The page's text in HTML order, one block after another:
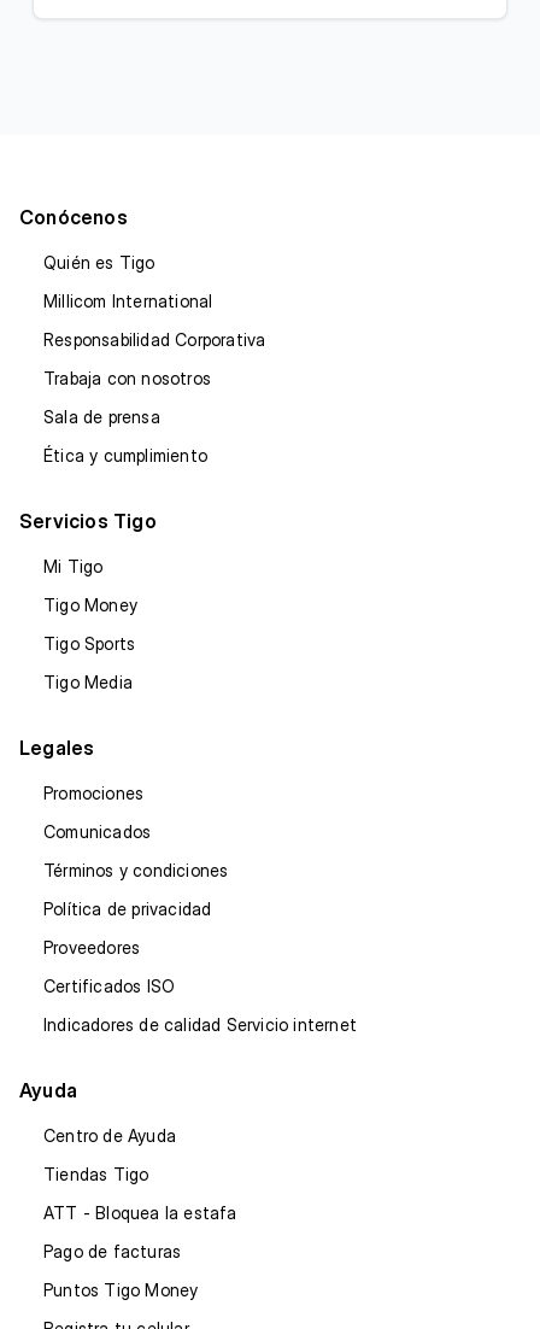
Conócenos
Quién es Tigo
Millicom International
Responsabilidad Corporativa
Trabaja con nosotros
Sala de prensa
Ética y cumplimiento
Servicios Tigo
Mi Tigo
Tigo Money
Tigo Sports
Tigo Media
Legales
Promociones
Comunicados
Términos y condiciones
Política de privacidad
Proveedores
Certificados ISO
Indicadores de calidad Servicio internet
Ayuda
Centro de Ayuda
Tiendas Tigo
ATT - Bloquea la estafa
Pago de facturas
Puntos Tigo Money